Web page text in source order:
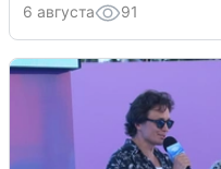
6 августа 91